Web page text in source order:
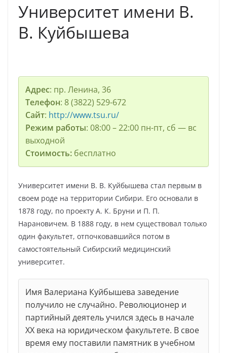
Университет имени В.
В. Куйбышева
Адрес: пр. Ленина, 36
Телефон: 8 (3822) 529-672
Сайт: http://www.tsu.ru/
Режим работы: 08:00 – 22:00 пн-пт, сб — вс
выходной
Стоимость: бесплатно
Университет имени В. В. Куйбышева стал первым в
своем роде на территории Сибири. Его основали в
1878 году, по проекту А. К. Бруни и П. П.
Нарановичем. В 1888 году, в нем существовал только
один факультет, отпочковавшийся потом в
самостоятельный Сибирский медицинский
университет.
Имя Валериана Куйбышева заведение
получило не случайно. Революционер и
партийный деятель учился здесь в начале
XX века на юридическом факультете. В свое
время ему поставили памятник в учебном